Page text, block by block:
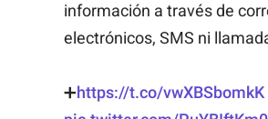
información a través de
electrónicos, SMS ni
➕https://t.co/vwXBSbomkK